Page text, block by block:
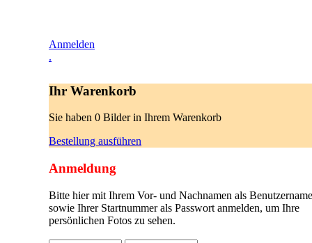
Anmelden
.
Ihr Warenkorb
Sie haben 0 Bilder in Ihrem Warenkorb
Bestellung ausführen
Anmeldung
Bitte hier mit Ihrem Vor- und Nachnamen als
sowie Ihrer Startnummer als Passwort anmelden, um Ihre
persönlichen Fotos zu sehen.